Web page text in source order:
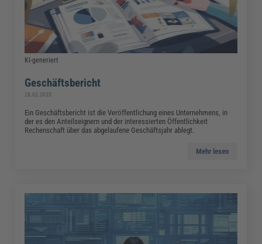
KI-generiert
Geschäftsbericht
28.02.2025
Ein Geschäftsbericht ist die Veröffentlichung eines Unternehmens, in
der es den Anteilseignern und der interessierten Öffentlichkeit
Rechenschaft über das abgelaufene Geschäftsjahr ablegt.
Mehr lesen